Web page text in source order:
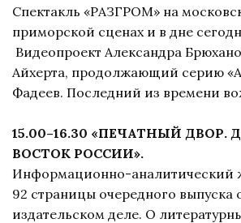
Спектакль «РАЗГРОМ» на
приморской сценах и в дне
Видеопроект Александра
Айхерта, продолжающий серию
Фадеев. Последний из времени
15.00–16.30 «ПЕЧАТНЫЙ ДВОР.
ВОСТОК РОССИИ».
Информационно-аналитический
92 страницы очередного выпуска
издательском деле. О